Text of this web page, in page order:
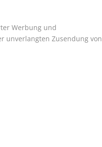
Werbung und
unverlangten Zusendung von